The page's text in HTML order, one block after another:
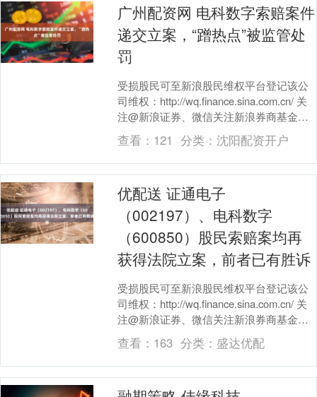
广州配资网 电科数字索赔案件
递交立案，“蹭热点”被监管处
罚
受损股民可至新浪股民维权平台登记该公
司维权：http://wq.finance.sina.com.cn/ 关
注@新浪证券、微信关注新浪券商基金、
百度搜索新浪股民....
查看： 121 分类： 沈阳配资开户
优配送 证通电子
（002197）、电科数字
（600850）股民索赔案均再
获得法院立案，前者已有胜诉
受损股民可至新浪股民维权平台登记该公
司维权：http://wq.finance.sina.com.cn/ 关
注@新浪证券、微信关注新浪券商基金、
百度搜索新浪股民....
查看： 163 分类： 盛达优配